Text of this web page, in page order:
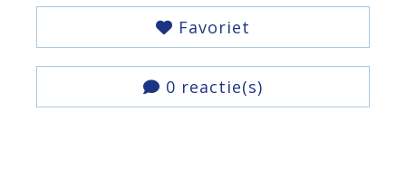
Favoriet
0 reactie(s)